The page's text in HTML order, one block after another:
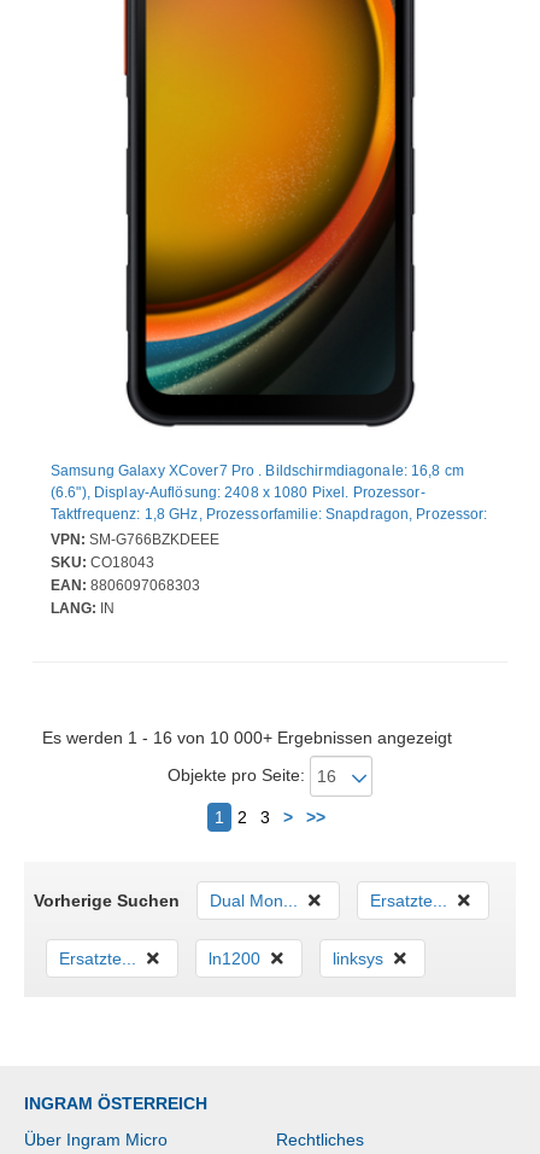
Samsung Galaxy XCover7 Pro . Bildschirmdiagonale: 16,8 cm
(6.6"), Display-Auflösung: 2408 x 1080 Pixel. Prozessor-
Taktfrequenz: 1,8 GHz, Prozessorfamilie: Snapdragon, Prozessor:
7s Gen 3. RAM-Kapazität: 6 GB, Interne Speicherkapazität: 128
GB. Auflösung Rückkamera (numerisch): 50 MP, Rückkamera-
Typ: Dual-Kamera. SIM-Kartensteckplätze: Hybride Dual-SIM.
Akku-/Batteriekapazität: 4350 mAh. Produktfarbe: Schwarz.
VPN: SM-G766BZKDEEE
SKU: CO18043
EAN: 8806097068303
LANG: IN
Es werden 1 - 16 von 10 000+ Ergebnissen angezeigt
Objekte pro Seite:
1 2 3 > >>Nächster
Vorherige Suchen Dual Mon... Ersatzte...
Ersatzte... ln1200 linksys
INGRAM ÖSTERREICH
Über Ingram Micro
Rechtliches